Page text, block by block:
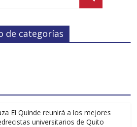
de categorías
El Quinde reunirá a los mejores
universitarios de Quito